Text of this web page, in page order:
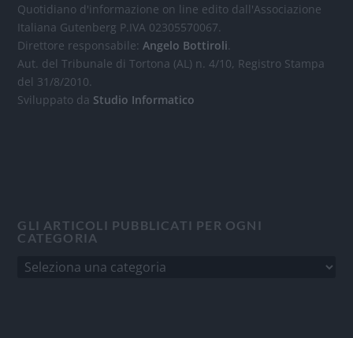
Quotidiano d'informazione on line edito dall'Associazione
Italiana Gutenberg P.IVA 02305570067.
Direttore responsabile:Angelo Bottiroli
Aut. del Tribunale di Tortona (AL) n. 4/10, Registro Stampa
del 31/8/2010.
Sviluppato da Studio Informatico
GLI ARTICOLI PUBBLICATI PER OGNI
CATEGORIA